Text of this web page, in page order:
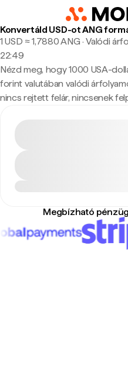
Konvertáld USD-ot ANG
1 USD ≈ 1,7880 ANG · Valódi
22:49
Nézd meg, hogy 1000 USA-
forint valutában valódi
nincs rejtett felár, nincsenek
Megbízható